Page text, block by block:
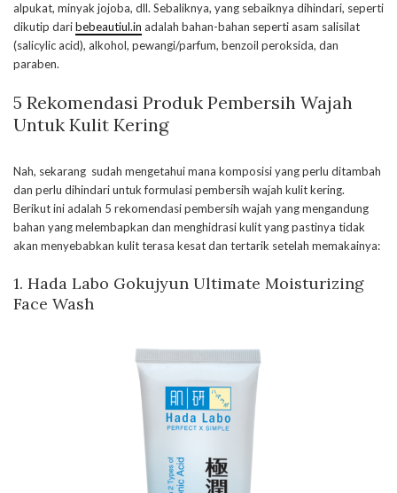
alpukat, minyak jojoba, dll. Sebaliknya, yang sebaiknya dihindari, seperti
dikutip daribebeautiul.in adalah bahan-bahan seperti asam salisilat
(salicylic acid), alkohol, pewangi/parfum, benzoil peroksida, dan
paraben.
5 Rekomendasi Produk Pembersih Wajah
Untuk Kulit Kering
Nah, sekarang sudah mengetahui mana komposisi yang perlu ditambah
dan perlu dihindari untuk formulasi pembersih wajah kulit kering.
Berikut ini adalah 5 rekomendasi pembersih wajah yang mengandung
bahan yang melembapkan dan menghidrasi kulit yang pastinya tidak
akan menyebabkan kulit terasa kesat dan tertarik setelah memakainya:
1. Hada Labo Gokujyun Ultimate Moisturizing
Face Wash